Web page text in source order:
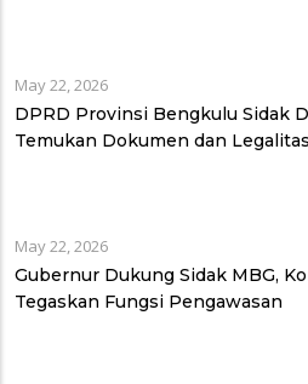
May 22, 2026
DPRD Provinsi Bengkulu Sidak
Temukan Dokumen dan
May 22, 2026
Gubernur Dukung Sidak MBG,
Tegaskan Fungsi Pengawasan